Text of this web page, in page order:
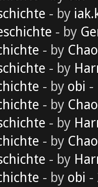
- by
- by
- by
- by
- by obi -
- by
- by
- by
- by
- by obi -